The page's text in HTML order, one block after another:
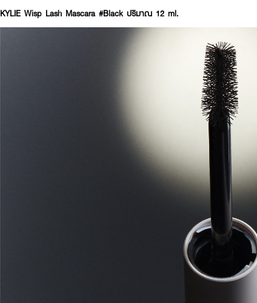
KYLIE Wisp Lash Mascara #Black ปริมาณ 12 ml.